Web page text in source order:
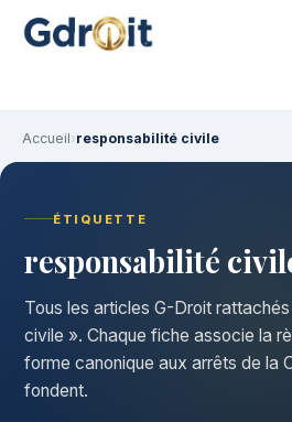
Accueil›responsabilité civile
ÉTIQUETTE
responsabilité
Tous les articles G-Droit
civile ». Chaque fiche associe la
forme canonique aux arrêts de la
fondent.